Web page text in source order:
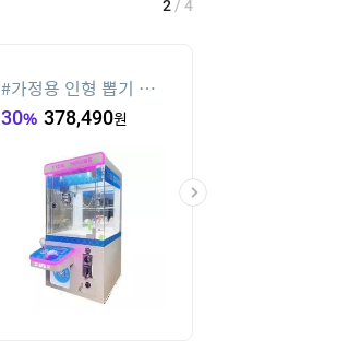
#가정용 인형 뽑기 기
계
30% 378,490원
2 / 4